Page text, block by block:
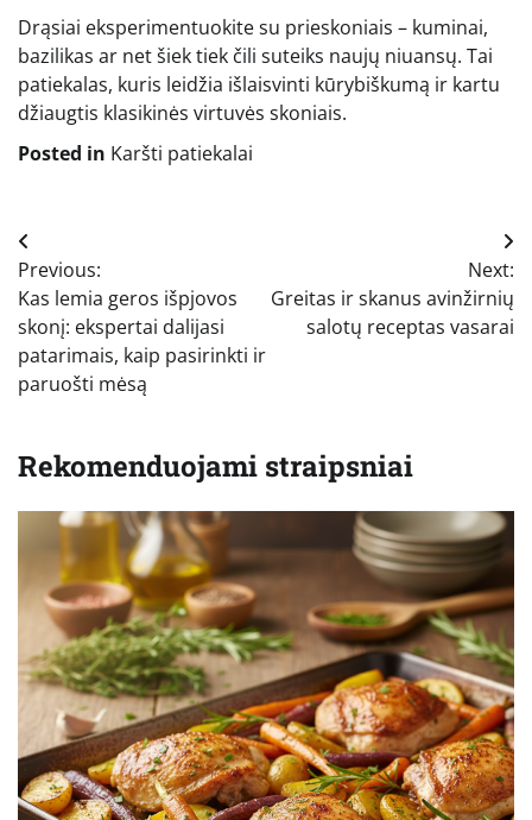
Drąsiai eksperimentuokite su prieskoniais – kuminai,
bazilikas ar net šiek tiek čili suteiks naujų niuansų. Tai
patiekalas, kuris leidžia išlaisvinti kūrybiškumą ir kartu
džiaugtis klasikinės virtuvės skoniais.
Posted in Karšti patiekalai
Navigacija
tarp
įrašų
Previous:
Kas lemia geros išpjovos
skonį: ekspertai dalijasi
patarimais, kaip pasirinkti ir
paruošti mėsą
Next:
Greitas ir skanus avinžirnių
salotų receptas vasarai
Rekomenduojami straipsniai